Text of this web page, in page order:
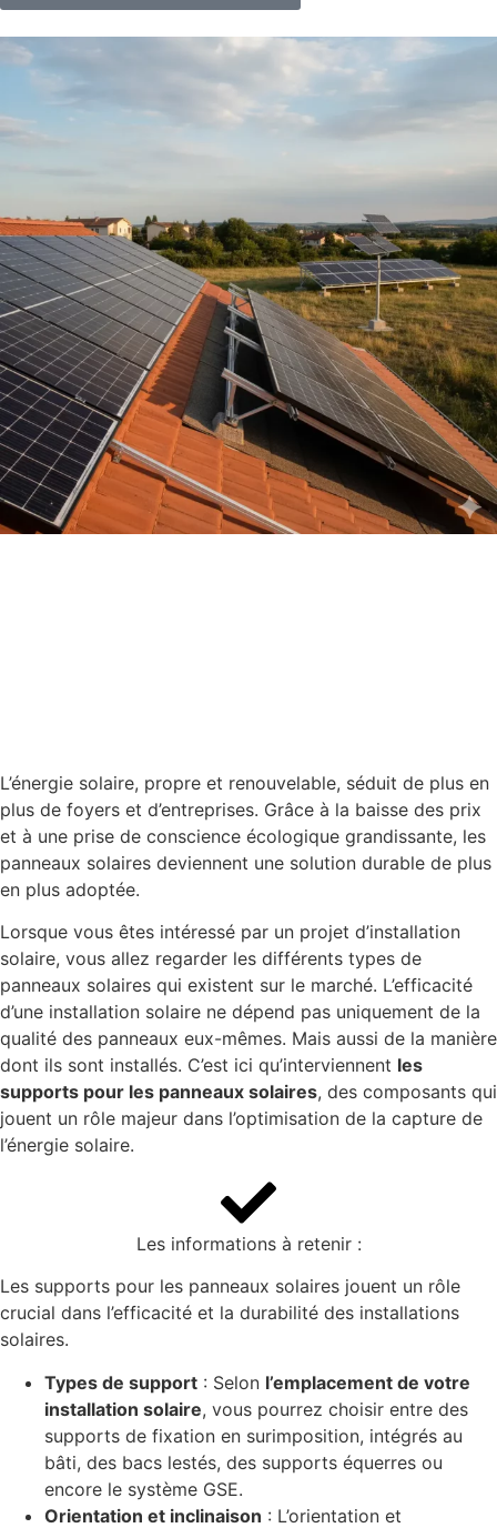
L’énergie solaire, propre et renouvelable, séduit de plus en
plus de foyers et d’entreprises. Grâce à la baisse des prix
et à une prise de conscience écologique grandissante, les
panneaux solaires deviennent une solution durable de plus
en plus adoptée.
Lorsque vous êtes intéressé par un projet d’installation
solaire, vous allez regarder les différents types de
panneaux solaires qui existent sur le marché. L’efficacité
d’une installation solaire ne dépend pas uniquement de la
qualité des panneaux eux-mêmes. Mais aussi de la manière
dont ils sont installés. C’est ici qu’interviennent les
supports pour les panneaux solaires, des composants qui
jouent un rôle majeur dans l’optimisation de la capture de
l’énergie solaire.
Les informations à retenir :
Les supports pour les panneaux solaires jouent un rôle
crucial dans l’efficacité et la durabilité des installations
solaires.
Types de support : Selon l’emplacement de votre
installation solaire, vous pourrez choisir entre des
supports de fixation en surimposition, intégrés au
bâti, des bacs lestés, des supports équerres ou
encore le système GSE.
Orientation et inclinaison : L’orientation et